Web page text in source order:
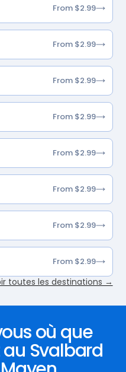
From $2.99
From $2.99
From $2.99
From $2.99
From $2.99
From $2.99
From $2.99
From $2.99
toutes les destinations →
où que
Svalbard